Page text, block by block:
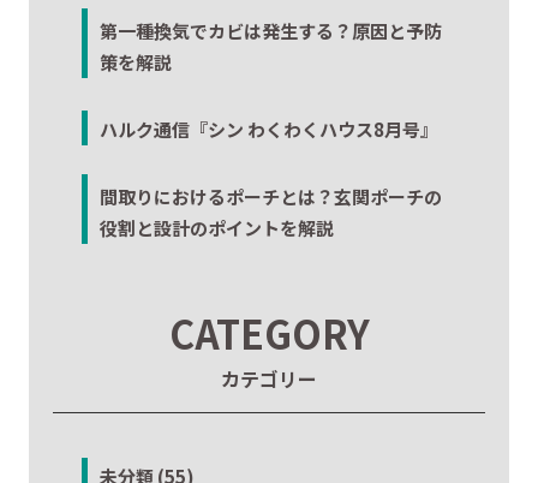
第一種換気でカビは発生する？原因と予防
策を解説
ハルク通信『シン わくわくハウス8月号』
間取りにおけるポーチとは？玄関ポーチの
役割と設計のポイントを解説
CATEGORY
カテゴリー
未分類 (55)